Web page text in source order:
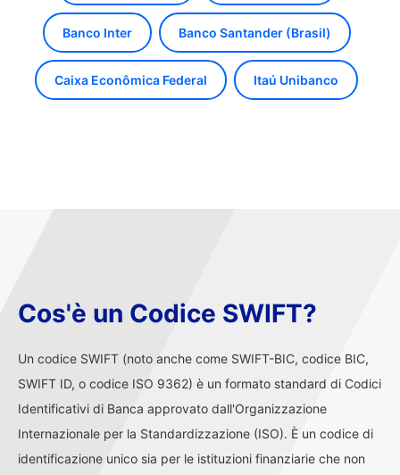
Banco Inter Banco Santander (Brasil)
Caixa Econômica Federal Itaú Unibanco
Cos'è un Codice SWIFT?
Un codice SWIFT (noto anche come SWIFT-BIC, codice BIC,
SWIFT ID, o codice ISO 9362) è un formato standard di Codici
Identificativi di Banca approvato dall'Organizzazione
Internazionale per la Standardizzazione (ISO). È un codice di
identificazione unico sia per le istituzioni finanziarie che non